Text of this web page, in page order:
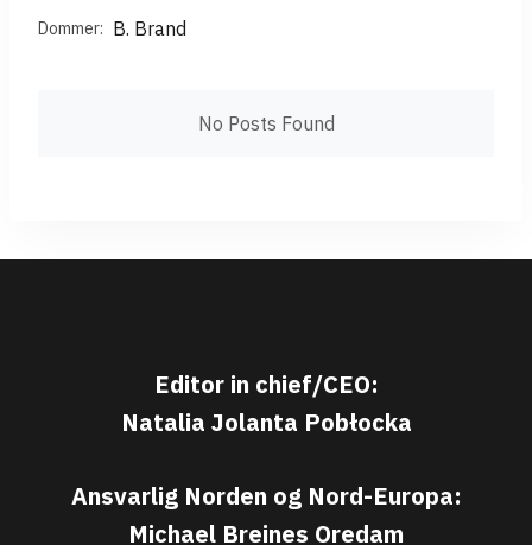
Dommer: B. Brand
No Posts Found
Editor in chief/CEO:
Natalia Jolanta Pobłocka
Ansvarlig Norden og Nord-Europa:
Michael Breines Oredam